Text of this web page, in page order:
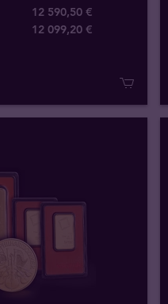
12 590,50 €
12 099,20 €